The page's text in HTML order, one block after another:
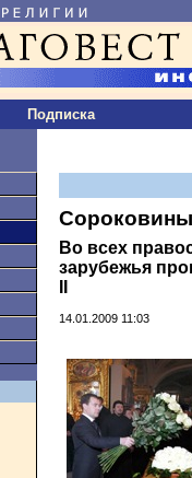
Подписка
Во всех
зарубежья
14.01.2009 11:03